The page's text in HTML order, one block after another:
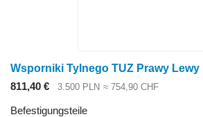
811,40 € 3.500 PLN ≈ 754,90 CHF
Befestigungsteile